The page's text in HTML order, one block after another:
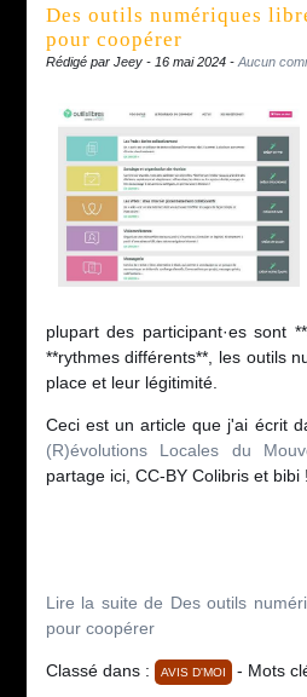
Des outils numériques
pour coopérer
Rédigé par Jeey - 16 mai 2024 - Aucun
plupart des participant·es sont
**rythmes différents**, les outils
place et leur légitimité.
Ceci est un article que j'ai écrit
(R)évolutions Locales du
partage ici, CC-BY Colibris et bibi !
Lire la suite de Des outils
pour coopérer
Classé dans : AVIS D'MOI - Mots